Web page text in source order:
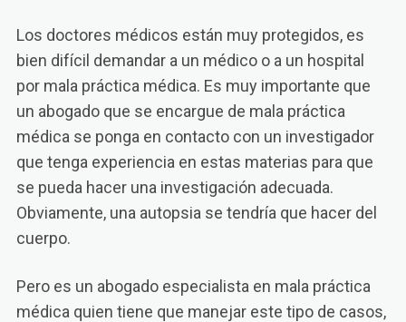
Los doctores médicos están muy protegidos, es
bien difícil demandar a un médico o a un hospital
por mala práctica médica. Es muy importante que
un abogado que se encargue de mala práctica
médica se ponga en contacto con un investigador
que tenga experiencia en estas materias para que
se pueda hacer una investigación adecuada.
Obviamente, una autopsia se tendría que hacer del
cuerpo.
Pero es un abogado especialista en mala práctica
médica quien tiene que manejar este tipo de casos,